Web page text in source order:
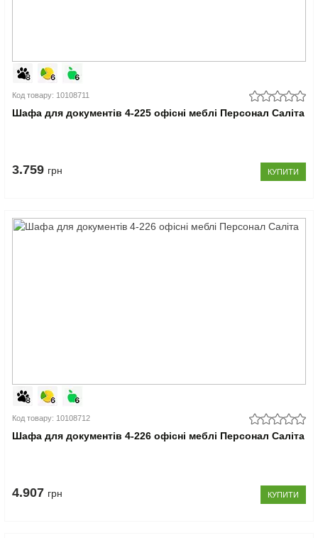
Код товару: 10108711
Шафа для документів 4-225 офісні меблі Персонал Саліта
3.759 грн КУПИТИ
Код товару: 10108712
Шафа для документів 4-226 офісні меблі Персонал Саліта
4.907 грн КУПИТИ